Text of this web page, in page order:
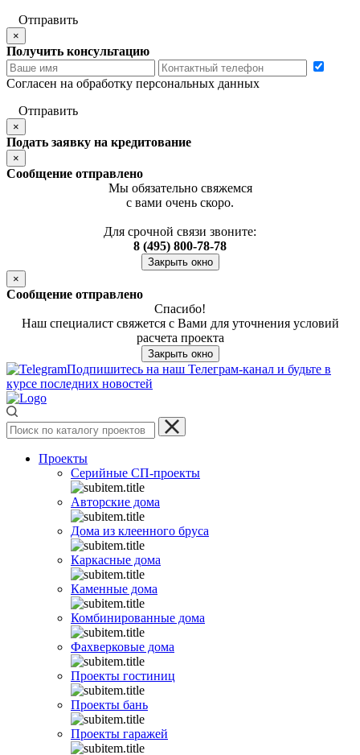
Отправить
×
Получить консультацию
Согласен на обработку персональных данных
Отправить
×
Подать заявку на кредитование
×
Сообщение отправлено
Мы обязательно свяжемся
с вами очень скоро.
Для срочной связи звоните:
8 (495) 800-78-78
Закрыть окно
×
Сообщение отправлено
Спасибо!
Наш специалист свяжется с Вами для уточнения условий
расчета проекта
Закрыть окно
Подпишитесь на наш Телеграм-канал и будьте в
курсе последних новостей
Проекты
Серийные СП-проекты
Авторские дома
Дома из клеенного бруса
Каркасные дома
Каменные дома
Комбинированные дома
Фахверковые дома
Проекты гостиниц
Проекты бань
Проекты гаражей